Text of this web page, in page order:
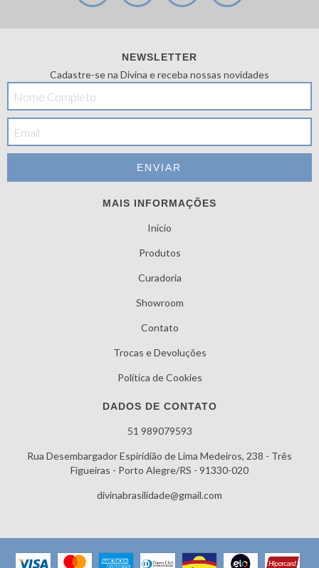
NEWSLETTER
Cadastre-se na Divina e receba nossas novidades
MAIS INFORMAÇÕES
Início
Produtos
Curadoria
Showroom
Contato
Trocas e Devoluções
Política de Cookies
DADOS DE CONTATO
51 989079593
Rua Desembargador Espiridião de Lima Medeiros, 238 - Três
Figueiras - Porto Alegre/RS - 91330-020
divinabrasilidade@gmail.com